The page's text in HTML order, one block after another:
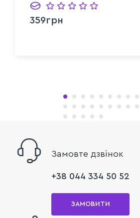
359грн
Замовте дзвінок
+38 044 334 50 52
ЗАМОВИТИ